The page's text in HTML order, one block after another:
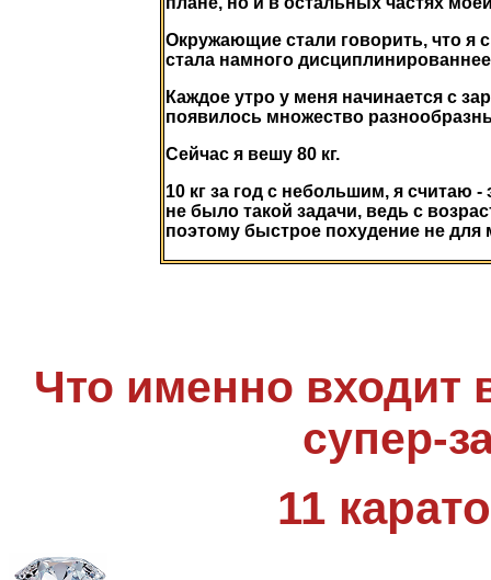
Окружающие стали говорить, что я
стала намного
Каждое утро у меня начинается с
появилось множество
Сейчас я вешу 80 кг.
10 кг за год с небольшим, я считаю
не было такой задачи, ведь с
поэтому быстрое похудение не для
Что именно входит
супер-
11